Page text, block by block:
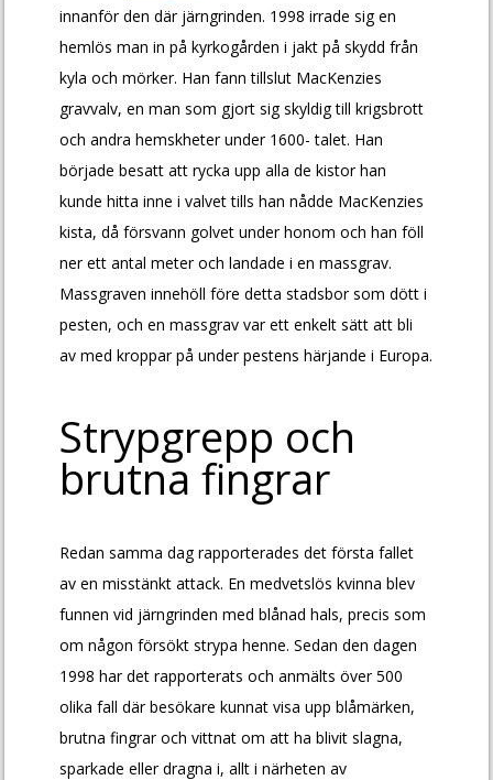
innanför den där järngrinden. 1998 irrade sig en
hemlös man in på kyrkogården i jakt på skydd från
kyla och mörker. Han fann tillslut MacKenzies
gravvalv, en man som gjort sig skyldig till krigsbrott
och andra hemskheter under 1600- talet. Han
började besatt att rycka upp alla de kistor han
kunde hitta inne i valvet tills han nådde MacKenzies
kista, då försvann golvet under honom och han föll
ner ett antal meter och landade i en massgrav.
Massgraven innehöll före detta stadsbor som dött i
pesten, och en massgrav var ett enkelt sätt att bli
av med kroppar på under pestens härjande i Europa.
Strypgrepp och
brutna fingrar
Redan samma dag rapporterades det första fallet
av en misstänkt attack. En medvetslös kvinna blev
funnen vid järngrinden med blånad hals, precis som
om någon försökt strypa henne. Sedan den dagen
1998 har det rapporterats och anmälts över 500
olika fall där besökare kunnat visa upp blåmärken,
brutna fingrar och vittnat om att ha blivit slagna,
sparkade eller dragna i, allt i närheten av